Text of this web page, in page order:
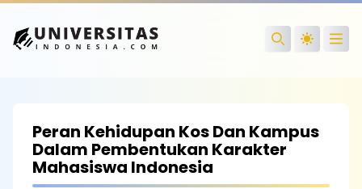
Search
Peran Kehidupan Kos Dan Kampus
Dalam Pembentukan Karakter
Mahasiswa Indonesia